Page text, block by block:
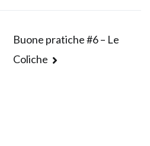
Buone pratiche #6 – Le
Coliche